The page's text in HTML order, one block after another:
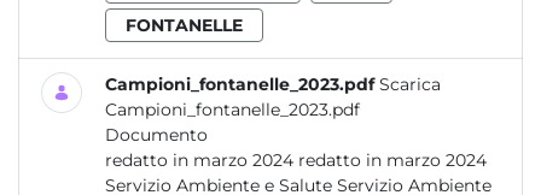
FONTANELLE
Campioni_fontanelle_2023.pdf Scarica
Campioni_fontanelle_2023.pdf
Documento
redatto in marzo 2024 redatto in marzo 2024
Servizio Ambiente e Salute Servizio Ambiente